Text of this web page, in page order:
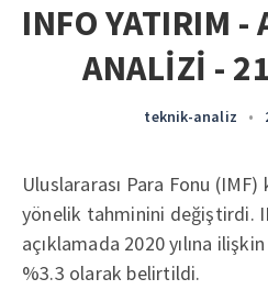
INFO YATIRIM -
ANALİZİ -
teknik-analiz •
Uluslararası Para Fonu
yönelik tahminini değiştirdi.
açıklamada 2020 yılına
%3.3 olarak belirtildi.